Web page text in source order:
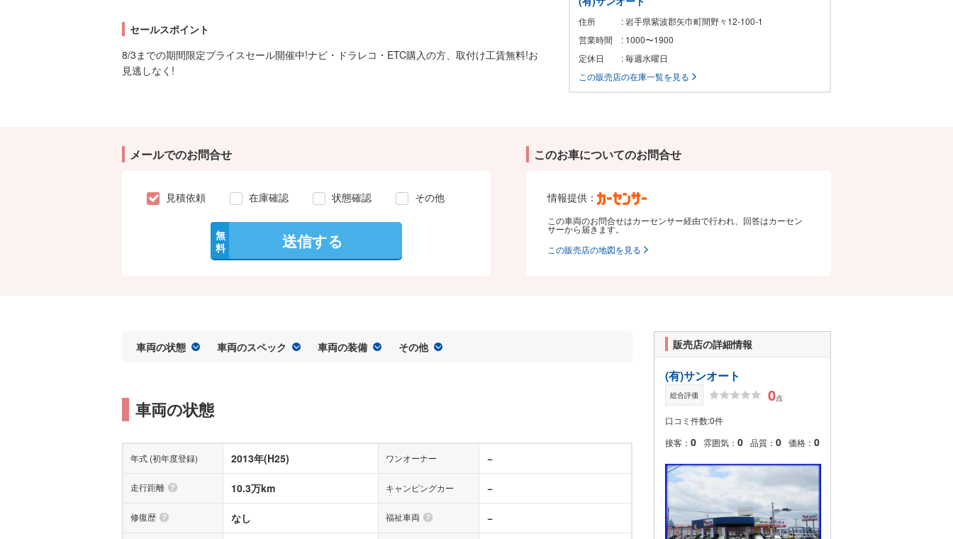
セールスポイント
8/3までの期間限定プライスセール開催中!ナビ・ドラレコ・ETC購入の方、取付け工賃無料!お
見逃しなく!
住所
: 岩手県紫波郡矢巾町間野々12-100-1
営業時間
: 1000〜1900
定休日
: 毎週水曜日
この販売店の在庫一覧を見る
メールでのお問合せ
見積依頼 在庫確認 状態確認 その他
無
料
送信する
このお車についてのお問合せ
情報提供：
この車両のお問合せはカーセンサー経由で行われ、回答はカーセン
サーから届きます。
この販売店の地図を見る
車両の状態 車両のスペック 車両の装備 その他
車両の状態
年式 (初年度登録) 2013年(H25) ワンオーナー −
走行距離 10.3万km キャンピングカー −
修復歴 なし 福祉車両 −
販売店の詳細情報
(有)サンオート
総合評価 0点
口コミ件数:0件
接客： 0 雰囲気： 0 品質： 0 価格： 0